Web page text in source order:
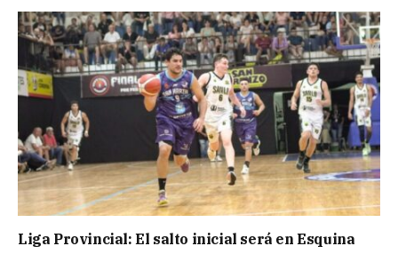
Liga Provincial: El salto inicial será en Esquina